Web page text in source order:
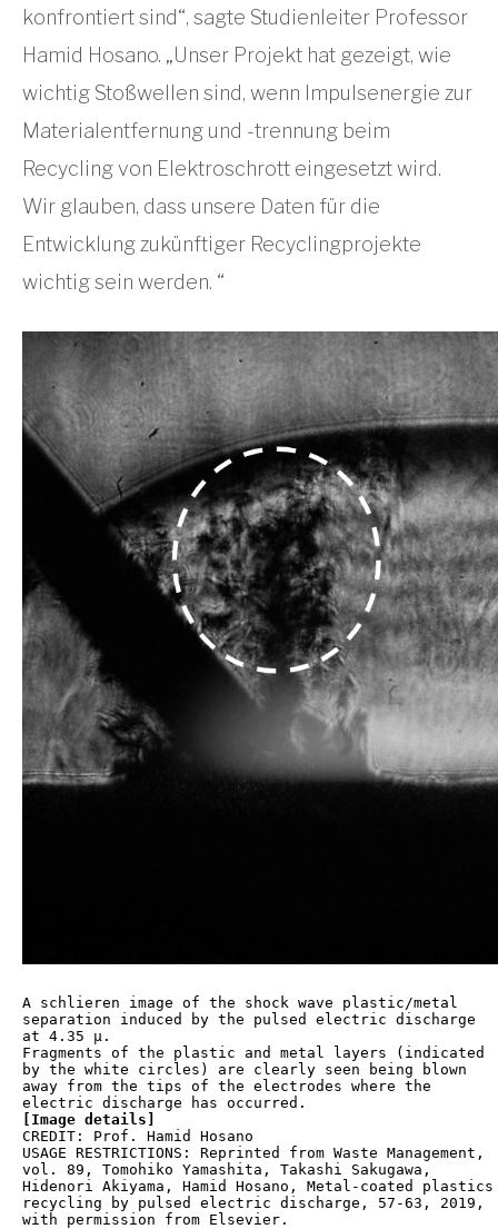
konfrontiert sind“, sagte Studienleiter Professor
Hamid Hosano. „Unser Projekt hat gezeigt, wie
wichtig Stoßwellen sind, wenn Impulsenergie zur
Materialentfernung und -trennung beim
Recycling von Elektroschrott eingesetzt wird.
Wir glauben, dass unsere Daten für die
Entwicklung zukünftiger Recyclingprojekte
wichtig sein werden. “
A schlieren image of the shock wave plastic/metal
separation induced by the pulsed electric discharge
at 4.35 μ.
Fragments of the plastic and metal layers (indicated
by the white circles) are clearly seen being blown
away from the tips of the electrodes where the
[Image details]
CREDIT: Prof. Hamid Hosano
USAGE RESTRICTIONS: Reprinted from Waste Management,
vol. 89, Tomohiko Yamashita, Takashi Sakugawa,
Hidenori Akiyama, Hamid Hosano, Metal-coated
recycling by pulsed electric discharge, 57-63, 2019,
with permission from Elsevier.